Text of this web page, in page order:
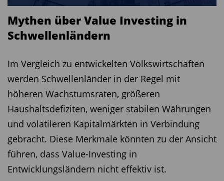
Marktphasen sehr performancestark. Daher ist er
für Langfristanleger eine gute Basisanlage.
KVG
MFS Investment Management Company
(Lux) S.à r.l.
Fondsberater Anne-Christine Farstad
ISIN LU1985811782
WKN A2PJLL
Auflegung 21.08.2019
Fondsvermögen 1152,0 Mio. US-Dollar
Ausgabeaufschlag bis 6,0 %
Mythen über Value Investing in
Schwellenländern
Im Vergleich zu entwickelten Volkswirtschaften
werden Schwellenländer in der Regel mit
höheren Wachstumsraten, größeren
Haushaltsdefiziten, weniger stabilen Währungen
und volatileren Kapitalmärkten in Verbindung
gebracht. Diese Merkmale könnten zu der Ansicht
führen, dass Value-Investing in
Entwicklungsländern nicht effektiv ist.